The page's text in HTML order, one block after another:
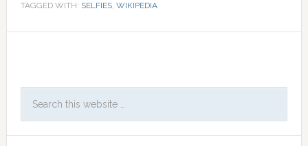
TAGGED WITH: SELFIES, WIKIPEDIA